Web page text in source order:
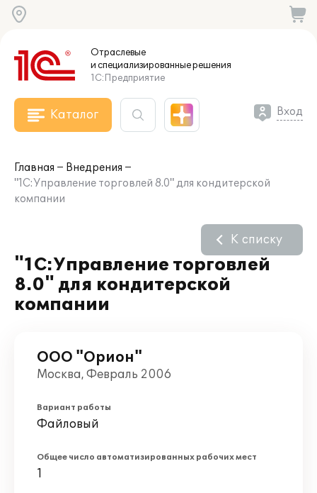
Отраслевые
и специализированныерешения
1С:Предприятие
Каталог Вход
Главная
Внедрения
"1С:Управление торговлей 8.0" для кондитерской
компании
"1С:Управление торговлей
8.0" для кондитерской
компании
К списку
ООО "Орион"
Москва, Февраль 2006
Вариант работы
Файловый
Общее число автоматизированных рабочих мест
1